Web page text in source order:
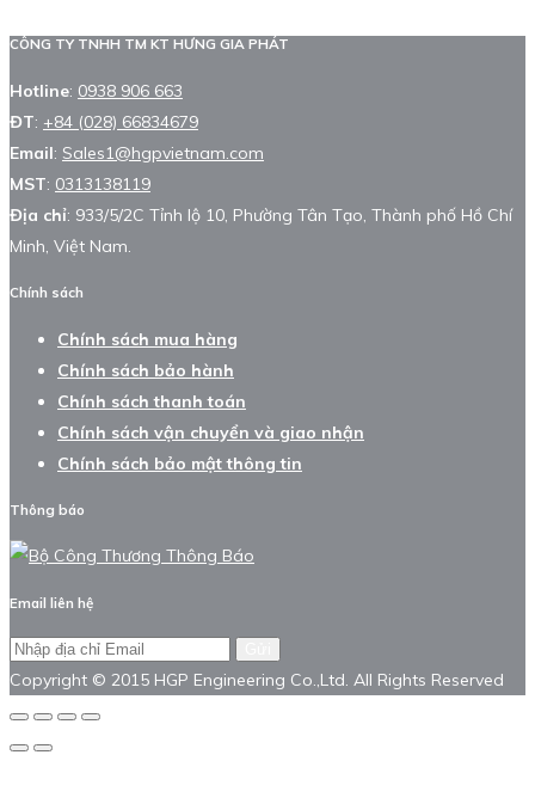
CÔNG TY TNHH TM KT HƯNG GIA PHÁT
Hotline: 0938 906 663
ĐT: +84 (028) 66834679
Email: Sales1@hgpvietnam.com
MST: 0313138119
Địa chỉ: 933/5/2C Tỉnh lộ 10, Phường Tân Tạo, Thành phố Hồ Chí
Minh, Việt Nam.
Chính sách
Chính sách mua hàng
Chính sách bảo hành
Chính sách thanh toán
Chính sách vận chuyển và giao nhận
Chính sách bảo mật thông tin
Thông báo
Email liên hệ
Copyright © 2015 HGP Engineering Co.,Ltd. All Rights Reserved